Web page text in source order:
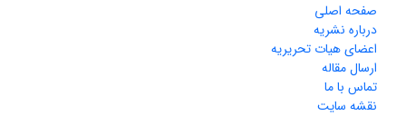
صفحه اصلی
درباره نشریه
اعضای هیات تحریریه
ارسال مقاله
تماس با ما
نقشه سایت